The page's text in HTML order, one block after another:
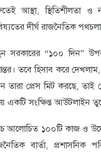
আস্থা, স্থিতিশীলতা ও
দীর্ঘ রাজনৈতিক
সরকারের “১০০ দিন”
তবে হিসাব করে
তারা প্রেস মিট করছে, তাই
একটি সংক্ষিপ্ত আউটলাইন
আলোচিত ১০০টি কাজ ও
বার্তা, প্রশাসনিক